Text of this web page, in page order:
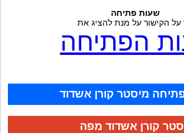
שעות פתיחה
על הקישור על מנת להציג את
הפתיחה
מיסטר קורן אשדוד
קורן אשדוד מפה